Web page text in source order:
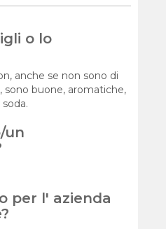
o lo
anche se non sono di
sono buone, aromatiche,
un
per l' azienda